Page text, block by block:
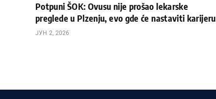
Potpuni ŠOK: Ovusu nije prošao lekarske
preglede u Plzenju, evo gde će nastaviti karijeru
ЈУН 2, 2026